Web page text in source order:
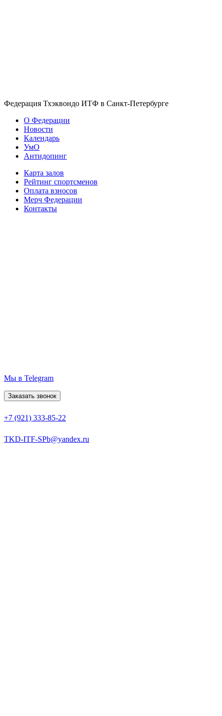
Федерация Тхэквондо ИТФ в Санкт-Петербурге
О Федерации
Новости
Календарь
УмО
Антидопинг
Карта залов
Рейтинг спортсменов
Оплата взносов
Мерч Федерации
Контакты
Мы в Telegram
Заказать звонок
+7 (921) 333-85-22
TKD-ITF-SPb@yandex.ru